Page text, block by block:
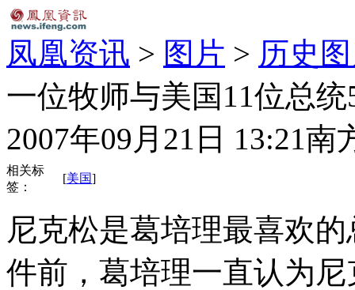
凤凰资讯 > 图片 > 历史
一位牧师与美国11位总
2007年09月21日 13:21南
相关标
签：
[美国]
尼克松是葛培理最喜欢
件前，葛培理一直认为